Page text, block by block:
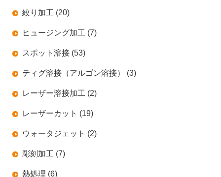
絞り加工 (20)
ヒュージング加工 (7)
スポット溶接 (53)
ティグ溶接（アルゴン溶接） (3)
レーザー溶接加工 (2)
レーザーカット (19)
ウォータジェット (2)
彫刻加工 (7)
熱処理 (6)